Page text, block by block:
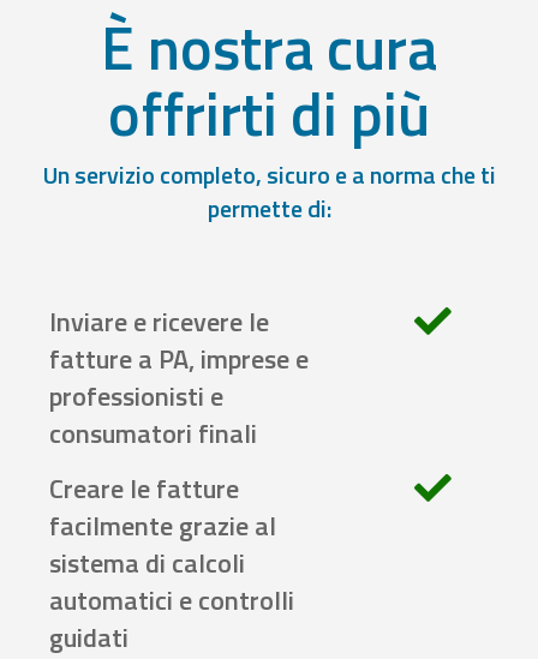
È nostra cura
offrirti di più
Un servizio completo, sicuro e a norma che ti
permette di:
Inviare e ricevere le
fatture a PA, imprese e
professionisti e
consumatori finali
Creare le fatture
facilmente grazie al
sistema di calcoli
automatici e controlli
guidati